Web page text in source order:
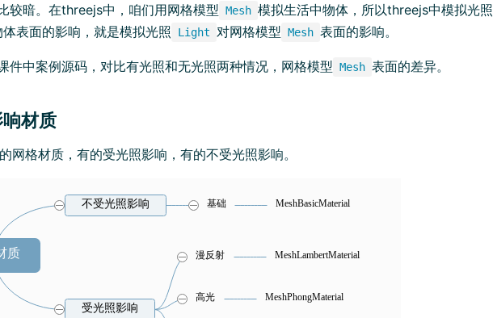
较暗。在threejs中，咱们用网格模型 Mesh 模拟生活中物体，所以threejs中模拟光照
体表面的影响，就是模拟光照 Light 对网格模型 Mesh 表面的影响。
件中案例源码，对比有光照和无光照两种情况，网格模型 Mesh 表面的差异。
材质
网格材质，有的受光照影响，有的不受光照影响。